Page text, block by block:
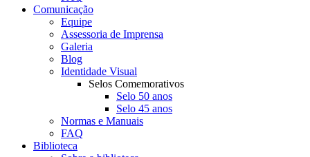
Comunicação
Equipe
Assessoria de Imprensa
Galeria
Blog
Identidade Visual
Selos Comemorativos
Selo 50 anos
Selo 45 anos
Normas e Manuais
FAQ
Biblioteca